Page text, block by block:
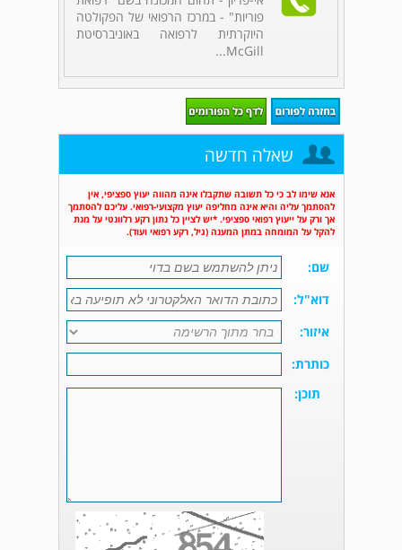
פוריות" - במרכז הרפואי של הפקולטה
היוקרתית לרפואה באוניברסיטת
McGill...
שאלה חדשה
אנא שימו לב כי כל תשובה שתקבלו אינה מהווה יעוץ ספציפי, אין
להסתמך עליה והיא אינה מחליפה יעוץ מקצועי-רפואי. עליכם להסתמך
אך ורק על ייעוץ רפואי ספציפי. *יש לציין כל נתון רקע רלוונטי על מנת
להקל על המומחה במתן המענה (גיל, רקע רפואי ועוד).
שם:
דוא"ל:
איזור:
כותרת:
תוכן: